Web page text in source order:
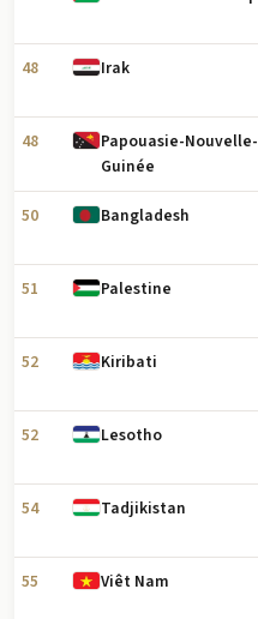
48 Irak
48
Papouasie-Nouvelle-
Guinée
50 Bangladesh
51 Palestine
52 Kiribati
52 Lesotho
54 Tadjikistan
55 Viêt Nam